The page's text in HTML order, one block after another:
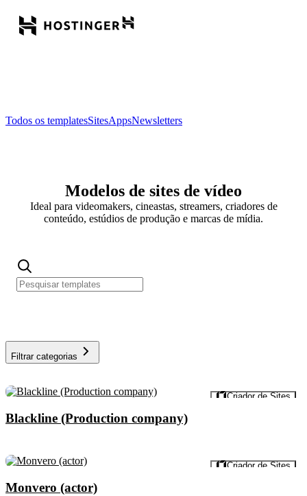
Todos os templatesSitesAppsNewsletters
Modelos de sites de vídeo
Ideal para videomakers, cineastas, streamers, criadores de
conteúdo, estúdios de produção e marcas de mídia.
Filtrar categorias
Visualizar Criador de Sites
Blackline (Production company)
Criador de Sites
Monvero (actor)